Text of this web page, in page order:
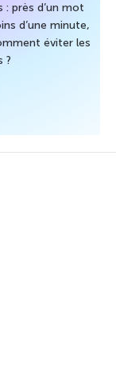
près d’un mot
d’une minute,
éviter les
?